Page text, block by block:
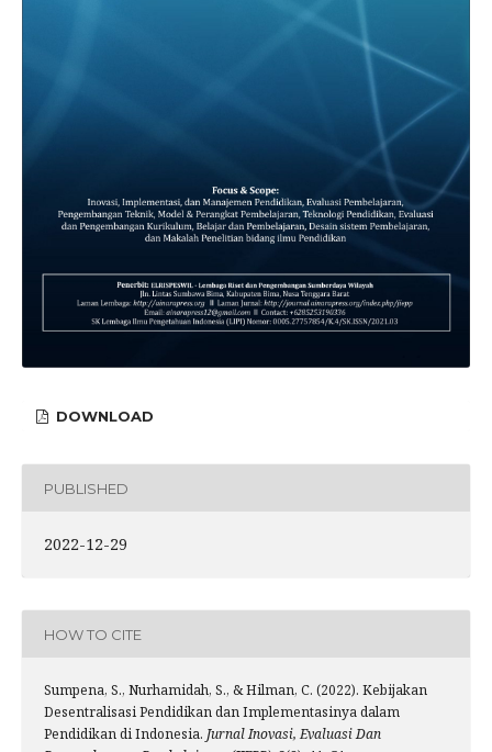
DOWNLOAD
PUBLISHED
2022-12-29
HOW TO CITE
Sumpena, S., Nurhamidah, S., & Hilman, C. (2022). Kebijakan
Desentralisasi Pendidikan dan Implementasinya dalam
Pendidikan di Indonesia. Jurnal Inovasi, Evaluasi Dan